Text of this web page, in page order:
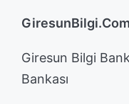
Giresun Bilgi
Bankası